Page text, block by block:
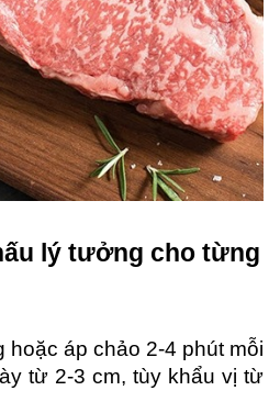
lý tưởng cho từng
hoặc áp chảo 2-4 phút mỗi
từ 2-3 cm, tùy khẩu vị từ